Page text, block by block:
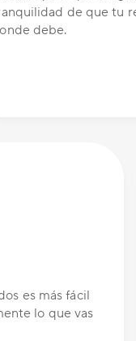
de que tu
debe.
es más fácil
lo que vas